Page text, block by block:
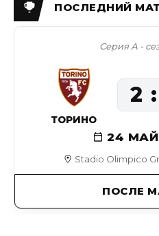
Stadio Olimpico
Серия А -
24 МАЙ
ТОРИНО
2
ПОСЛЕ